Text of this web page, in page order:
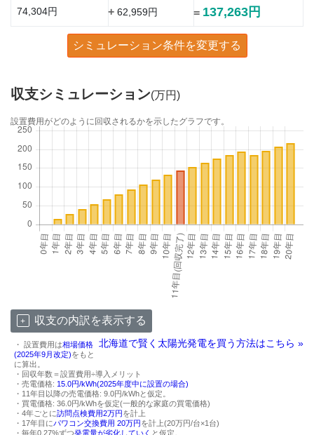
74,304円 +62,959円 = 137,263円
シミュレーション条件を変更する
収支シミュレーション(万円)
設置費用がどのように回収されるかを示したグラフです。
収支の内訳を表示する
北海道で賢く太陽光発電を買う方法はこちら »
・ 設置費用は相場価格
(2025年9月改定)をもと
に算出。
・回収年数＝設置費用÷導入メリット
・売電価格: 15.0円/kWh(2025年度中に設置の場合)
・11年目以降の売電価格: 9.0円/kWhと仮定。
・買電価格: 36.0円/kWhを仮定(一般的な家庭の買電価格)
・4年ごとに訪問点検費用2万円を計上
・17年目にパワコン交換費用 20万円を計上(20万円/台×1台)
・毎年0.27%ずつ発電量が劣化していく と仮定。